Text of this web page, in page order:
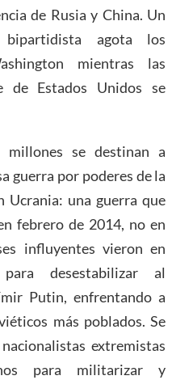
de Rusia y China. Un
agota los
mientras las
de Estados Unidos se
se destinan a
guerra por poderes de la
Ucrania: una guerra que
febrero de 2014, no en
influyentes vieron en
desestabilizar al
Putin, enfrentando a
más poblados. Se
extremistas
para militarizar y